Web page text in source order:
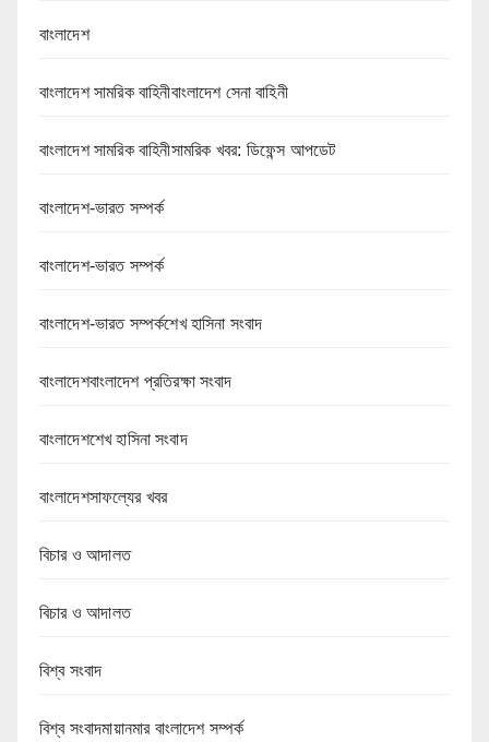
বাংলাদেশ
বাংলাদেশ সামরিক বাহিনীবাংলাদেশ সেনা বাহিনী
বাংলাদেশ সামরিক বাহিনীসামরিক খবর: ডিফেন্স আপডেট
বাংলাদেশ-ভারত সম্পর্ক
বাংলাদেশ-ভারত সম্পর্ক
বাংলাদেশ-ভারত সম্পর্কশেখ হাসিনা সংবাদ
বাংলাদেশবাংলাদেশ প্রতিরক্ষা সংবাদ
বাংলাদেশশেখ হাসিনা সংবাদ
বাংলাদেশসাফল্যের খবর
বিচার ও আদালত
বিচার ও আদালত
বিশ্ব সংবাদ
বিশ্ব সংবাদমায়ানমার বাংলাদেশ সম্পর্ক